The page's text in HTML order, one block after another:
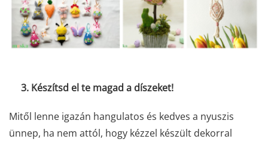
3. Készítsd el te magad a díszeket!
Mitől lenne igazán hangulatos és kedves a nyuszis
ünnep, ha nem attól, hogy kézzel készült dekorral